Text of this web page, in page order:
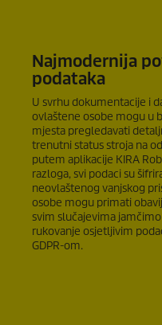
Najmodernija
podataka
U svrhu dokumentacije i
ovlaštene osobe mogu u
mjesta pregledavati
trenutni status stroja na
putem aplikacije KIRA
razloga, svi podaci su
neovlaštenog vanjskog
osobe mogu primati
svim slučajevima
rukovanje osjetljivim
GDPR-om.